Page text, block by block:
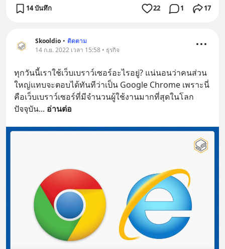
14 บันทึก 22 1 17
Skooldio • ติดตาม
14 ก.ย. 2022 เวลา 15:58 • ธุรกิจ
ทุกวันนี้เราใช้เว็บเบราว์เซอร์อะไรอยู่? แน่นอนว่าคนส่วน
ใหญ่แทบจะตอบได้ทันทีว่าเป็น Google Chrome เพราะนี่
คือเว็บเบราว์เซอร์ที่มีจำนวนผู้ใช้งานมากที่สุดในโลก
ปัจจุบัน... อ่านต่อ